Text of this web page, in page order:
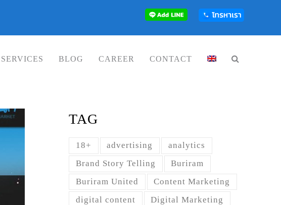
SERVICES BLOG CAREER CONTACT
TAG
18+ advertising
analytics
Brand Story Telling
Buriram
Buriram United
Content Marketing
digital content
Digital Marketing